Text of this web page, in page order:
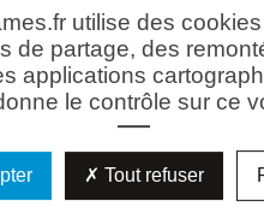
utilise des
de partage, des
applications
le contrôle sur ce
Tout refuser